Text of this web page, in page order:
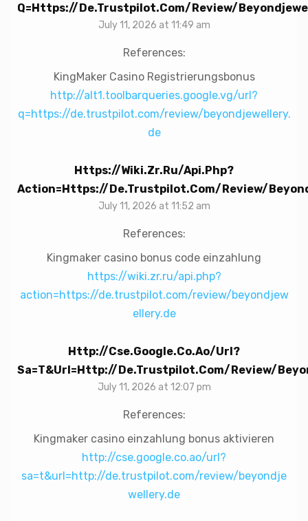
Q=https://de.trustpilot.com/review/
July 11, 2026 at 11:49 am
References:
KingMaker Casino Registrierungsbonus
http://alt1.toolbarqueries.google.vg/url?
q=https://de.trustpilot.com/review/beyondjewellery.
de
Https://wiki.zr.ru/api.php?
Action=https://de.trustpilot.com/review/
July 11, 2026 at 11:52 am
References:
Kingmaker casino bonus code einzahlung
https://wiki.zr.ru/api.php?
action=https://de.trustpilot.com/review/beyondjew
ellery.de
Http://cse.google.co.ao/url?
Sa=t&url=http://de.trustpilot.com/review/
July 11, 2026 at 12:07 pm
References:
Kingmaker casino einzahlung bonus aktivieren
http://cse.google.co.ao/url?
sa=t&url=http://de.trustpilot.com/review/beyondje
wellery.de